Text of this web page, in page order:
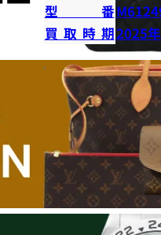
型番
買取時期2025